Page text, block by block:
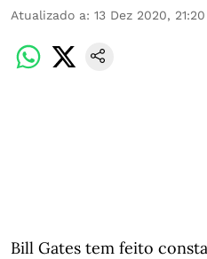
Atualizado a: 13 Dez 2020, 21:20
Bill Gates tem feito